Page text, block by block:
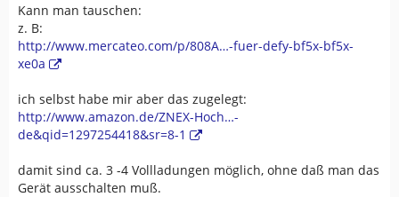
Kann man tauschen:
z. B:
http://www.mercateo.com/p/808A…-fuer-defy-bf5x-bf5x-
xe0a
ich selbst habe mir aber das zugelegt:
http://www.amazon.de/ZNEX-Hoch…-
de&qid=1297254418&sr=8-1
damit sind ca. 3 -4 Vollladungen möglich, ohne daß man das
Gerät ausschalten muß.